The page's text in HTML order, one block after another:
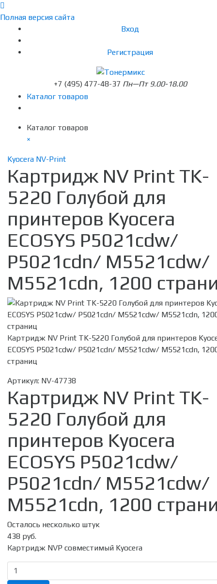
Полная версия сайта
Вход
Регистрация
+7 (495) 477-48-37 Пн—Пт 9.00-18.00
Каталог товаров
Каталог товаров
×
Kyocera NV-Print
Картридж NV Print TK-
5220 Голубой для
принтеров Kyocera
ECOSYS P5021cdw/
P5021cdn/ M5521cdw/
M5521cdn, 1200
Картридж NV Print TK-5220 Голубой для принтеров
ECOSYS P5021cdw/ P5021cdn/ M5521cdw/ M5521cdn,
страниц
Артикул: NV-47738
Картридж NV Print TK-
5220 Голубой для
принтеров Kyocera
ECOSYS P5021cdw/
P5021cdn/ M5521cdw/
M5521cdn, 1200
Осталось несколько штук
438 руб.
Картридж NVP совместимый Kyocera